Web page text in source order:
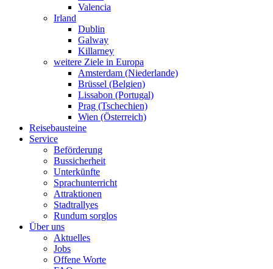
Valencia
Irland
Dublin
Galway
Killarney
weitere Ziele in Europa
Amsterdam (Niederlande)
Brüssel (Belgien)
Lissabon (Portugal)
Prag (Tschechien)
Wien (Österreich)
Reisebausteine
Service
Beförderung
Bussicherheit
Unterkünfte
Sprachunterricht
Attraktionen
Stadtrallyes
Rundum sorglos
Über uns
Aktuelles
Jobs
Offene Worte